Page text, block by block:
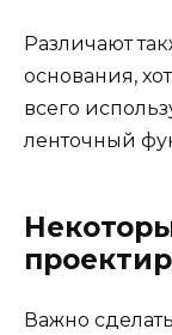
Различают
основания,
всего
ленточный
Важно